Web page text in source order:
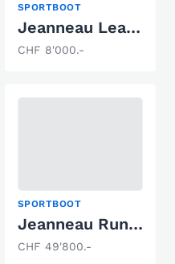
SPORTBOOT
Jeanneau Leader 650
CHF 8'000.-
SPORTBOOT
Jeanneau Runabout 755
CHF 49'800.-